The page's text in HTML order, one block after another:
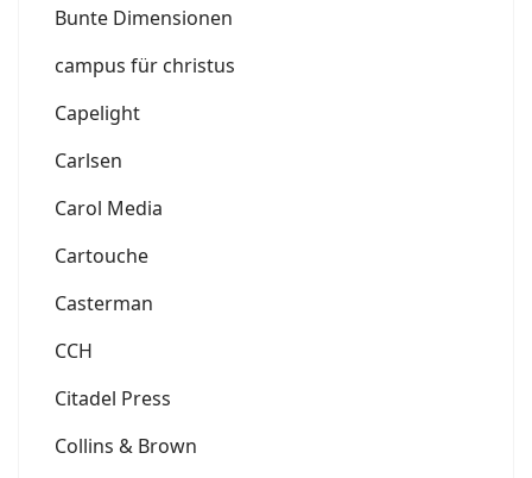
Bunte Dimensionen
campus für christus
Capelight
Carlsen
Carol Media
Cartouche
Casterman
CCH
Citadel Press
Collins & Brown